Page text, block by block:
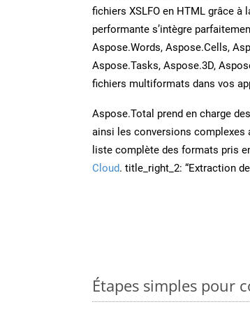
fichiers XSLFO en HTML grâce à
performante s’intègre
Aspose.Words, Aspose.Cells,
Aspose.Tasks, Aspose.3D,
fichiers multiformats dans vos
Aspose.Total prend en charge
ainsi les conversions complexes
liste complète des formats pris
Cloud. title_right_2: “Extraction
Étapes simples pour